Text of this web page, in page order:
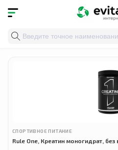
Главная »
СПОРТИВНОЕ ПИТАНИЕ
Rule One, Креатин моногидрат, без